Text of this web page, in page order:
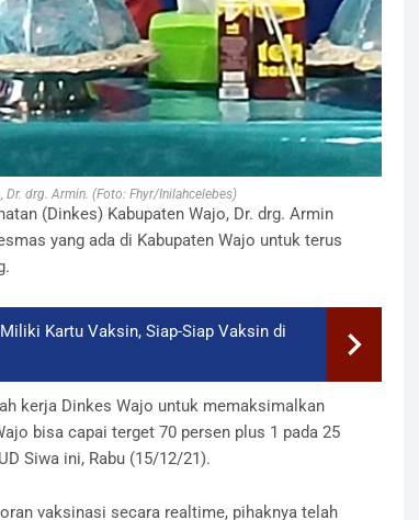
Dr. drg. Armin. (Foto: Fhyr/Inilahcelebes)
(Dinkes) Kabupaten Wajo, Dr. drg. Armin
yang ada di Kabupaten Wajo untuk terus
Kartu Vaksin, Siap-Siap Vaksin di
kerja Dinkes Wajo untuk memaksimalkan
bisa capai terget 70 persen plus 1 pada 25
Siwa ini, Rabu (15/12/21).
vaksinasi secara realtime, pihaknya telah